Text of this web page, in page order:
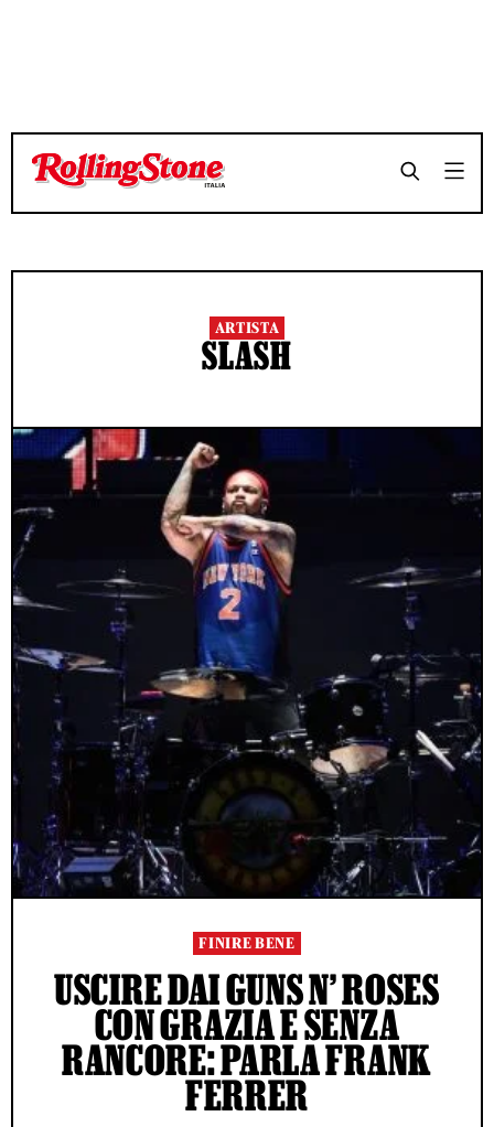
ARTISTA
SLASH
FINIRE BENE
USCIRE DAI GUNS N’ ROSES
CON GRAZIA E SENZA
RANCORE: PARLA FRANK
FERRER